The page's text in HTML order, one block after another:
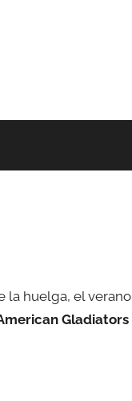
la huelga, el verano
Gladiators